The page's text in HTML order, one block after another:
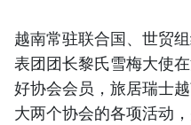
越南常驻联合国、世贸
表团团长黎氏雪梅大使
好协会会员，旅居瑞士
大两个协会的各项活动